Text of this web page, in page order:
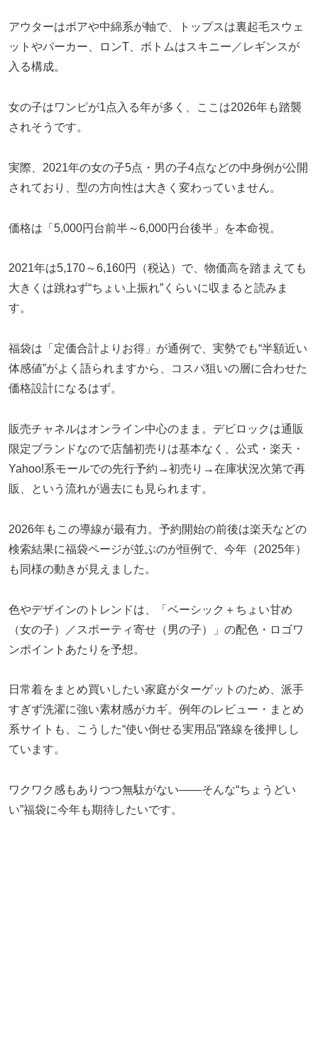
アウターはボアや中綿系が軸で、トップスは裏起毛スウェ
ットやパーカー、ロンT、ボトムはスキニー／レギンスが
入る構成。
女の子はワンピが1点入る年が多く、ここは2026年も踏襲
されそうです。
実際、2021年の女の子5点・男の子4点などの中身例が公開
されており、型の方向性は大きく変わっていません。
価格は「5,000円台前半～6,000円台後半」を本命視。
2021年は5,170～6,160円（税込）で、物価高を踏まえても
大きくは跳ねず“ちょい上振れ”くらいに収まると読みま
す。
福袋は「定価合計よりお得」が通例で、実勢でも“半額近い
体感値”がよく語られますから、コスパ狙いの層に合わせた
価格設計になるはず。
販売チャネルはオンライン中心のまま。デビロックは通販
限定ブランドなので店舗初売りは基本なく、公式・楽天・
Yahoo!系モールでの先行予約→初売り→在庫状況次第で再
販、という流れが過去にも見られます。
2026年もこの導線が最有力。予約開始の前後は楽天などの
検索結果に福袋ページが並ぶのが恒例で、今年（2025年）
も同様の動きが見えました。
色やデザインのトレンドは、「ベーシック＋ちょい甘め
（女の子）／スポーティ寄せ（男の子）」の配色・ロゴワ
ンポイントあたりを予想。
日常着をまとめ買いしたい家庭がターゲットのため、派手
すぎず洗濯に強い素材感がカギ。例年のレビュー・まとめ
系サイトも、こうした“使い倒せる実用品”路線を後押しし
ています。
ワクワク感もありつつ無駄がない——そんな“ちょうどい
い”福袋に今年も期待したいです。